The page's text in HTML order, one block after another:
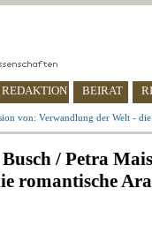
REDAKTION BEIRAT
von: Verwandlung der Welt -
/ Petra
romantische